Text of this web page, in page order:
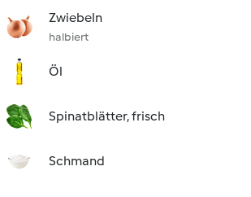
Zwiebeln
halbiert
Öl
Spinatblätter, frisch
Schmand